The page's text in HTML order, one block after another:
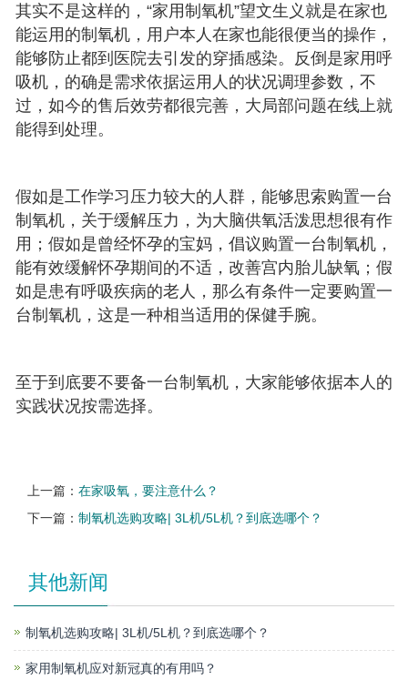
其实不是这样的，“家用制氧机”望文生义就是在家也
能运用的制氧机，用户本人在家也能很便当的操作，
能够防止都到医院去引发的穿插感染。反倒是家用呼
吸机，的确是需求依据运用人的状况调理参数，不
过，如今的售后效劳都很完善，大局部问题在线上就
能得到处理。
假如是工作学习压力较大的人群，能够思索购置一台
制氧机，关于缓解压力，为大脑供氧活泼思想很有作
用；假如是曾经怀孕的宝妈，倡议购置一台制氧机，
能有效缓解怀孕期间的不适，改善宫内胎儿缺氧；假
如是患有呼吸疾病的老人，那么有条件一定要购置一
台制氧机，这是一种相当适用的保健手腕。
至于到底要不要备一台制氧机，大家能够依据本人的
实践状况按需选择。
上一篇： 在家吸氧，要注意什么？
下一篇： 制氧机选购攻略| 3L机/5L机？到底选哪个？
其他新闻
制氧机选购攻略| 3L机/5L机？到底选哪个？
家用制氧机应对新冠真的有用吗？